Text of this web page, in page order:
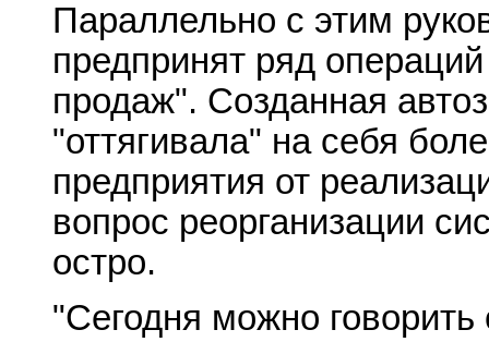
Параллельно с этим
предпринят ряд
продаж". Созданная
"оттягивала" на себя
предприятия от
вопрос реорганизации
остро.
"Сегодня можно говорить